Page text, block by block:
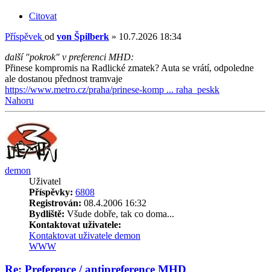
Citovat
Příspěvek od von Špilberk » 10.7.2026 18:34
další "pokrok" v preferenci MHD:
Přinese kompromis na Radlické zmatek? Auta se vrátí, odpoledne
ale dostanou přednost tramvaje
https://www.metro.cz/praha/prinese-komp ... raha_peskk
Nahoru
demon
Uživatel
Příspěvky: 6808
Registrován: 08.4.2006 16:32
Bydliště: Všude dobře, tak co doma...
Kontaktovat uživatele:
Kontaktovat uživatele demon
WWW